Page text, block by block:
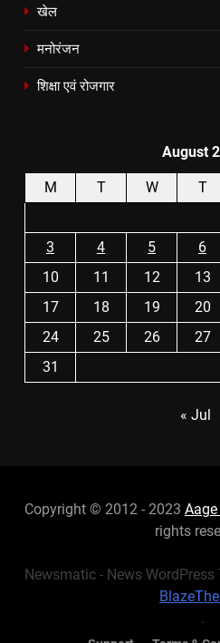
खेल
मनोरंजन
शिक्षा एवं रोजगार
August
M T W T
3
4 5 6
10
11 12 13
17
18 19 20
24
25 26 27
31
« Jul
Copyright © 2012 - 2023
rights
Newsmatic - News
.